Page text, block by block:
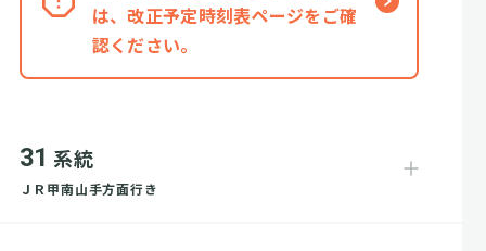
は、改正予定時刻表ページをご確
認ください。
31 系統
ＪＲ甲南山手方面行き